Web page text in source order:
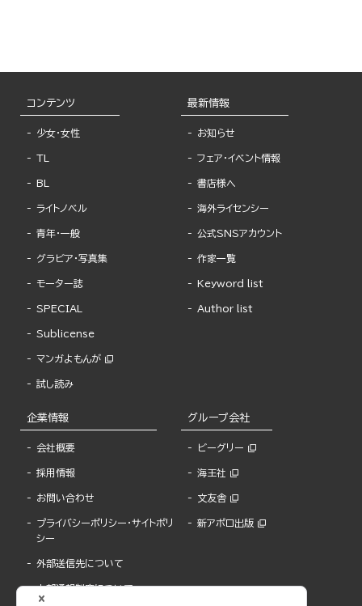
コンテンツ
少女・女性
TL
BL
ライトノベル
青年・一般
グラビア・写真集
モーター誌
SPECIAL
Sublicense
マンガよもんが
試し読み
最新情報
お知らせ
フェア・イベント情報
書店様へ
海外ライセンシー
公式SNSアカウント
作家一覧
Keyword list
Author list
企業情報
会社概要
採用情報
お問い合わせ
プライバシーポリシー・サイトポリ
シー
外部送信先について
内部通報制度について
グループ会社
ビーグリー
海王社
文友舎
新アポロ出版